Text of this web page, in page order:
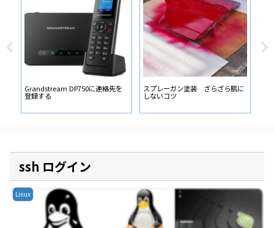
Grandstream DP750に連絡先を
登録する
スプレーガン塗装 ざらざら肌に
しないコツ
ム
ssh ログイン
Linux